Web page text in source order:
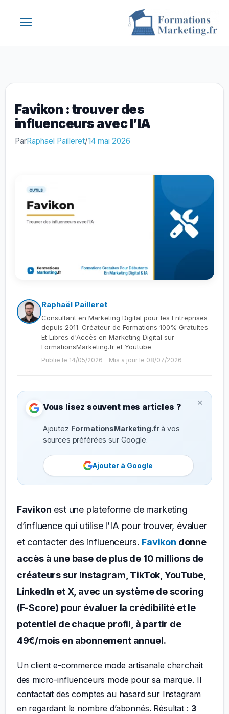
Menu
Favikon : trouver des
influenceurs avec l’IA
ParRaphaël Pailleret/14 mai 2026
Raphaël Pailleret
Consultant en Marketing Digital pour les Entreprises
depuis 2011. Créateur de Formations 100% Gratuites
Et Libres d'Accès en Marketing Digital sur
FormationsMarketing.fr et Youtube
Publie le 14/05/2026 – Mis a jour le 08/07/2026
×
Vous lisez souvent mes articles ?
Ajoutez FormationsMarketing.frà vos
sources préférées sur Google.
Ajouter à Google
Favikon est une plateforme de marketing
d’influence qui utilise l’IA pour trouver, évaluer
et contacter des influenceurs. Favikon donne
accès à une base de plus de 10 millions de
créateurs sur Instagram, TikTok, YouTube,
LinkedIn et X, avec un système de scoring
(F-Score) pour évaluer la crédibilité et le
potentiel de chaque profil, à partir de
49€/mois en abonnement annuel.
Un client e-commerce mode artisanale cherchait
des micro-influenceurs mode pour sa marque. Il
contactait des comptes au hasard sur Instagram
en regardant le nombre d’abonnés. Résultat : 3